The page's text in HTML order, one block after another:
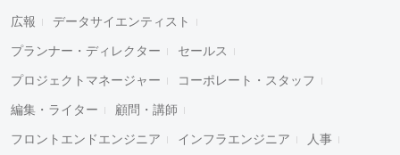
広報 データサイエンティスト
プランナー・ディレクター セールス
プロジェクトマネージャー コーポレート・スタッフ
編集・ライター 顧問・講師
フロントエンドエンジニア インフラエンジニア 人事